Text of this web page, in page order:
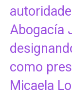
Abogacía
como
Micaela